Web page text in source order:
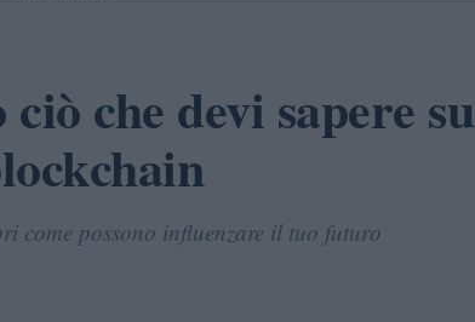
che devi sapere su
come possono influenzare il tuo futuro